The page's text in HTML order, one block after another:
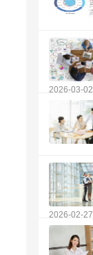
2026-03-02
2026-02-27